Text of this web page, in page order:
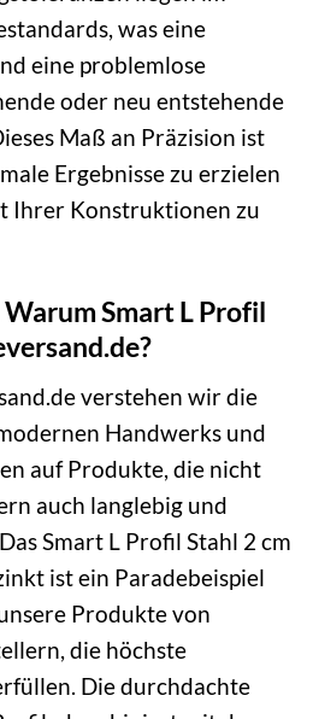
was eine
eine problemlose
oder neu entstehende
Maß an Präzision ist
Ergebnisse zu erzielen
Ihrer Konstruktionen zu
Smart L Profil
verstehen wir die
Handwerks und
auf Produkte, die nicht
auch langlebig und
Smart L Profil Stahl 2 cm
ist ein Paradebeispiel
Produkte von
die höchste
Die durchdachte